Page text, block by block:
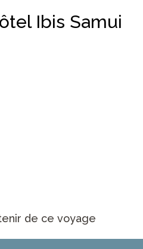
Ibis Samui
de ce voyage